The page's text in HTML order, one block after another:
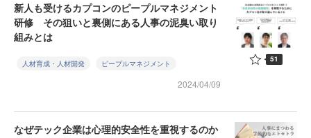
新人も受けるカプコンのピープルマネジメント
研修 その狙いと裏側にある人事の泥臭い取り
組みとは
人材育成・人材開発 ピープルマネジメント
2024/04/09
51
なぜテック企業は心理的安全性を重視するのか